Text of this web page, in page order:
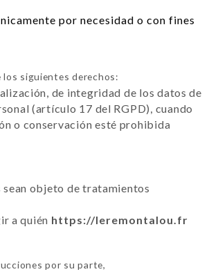
por necesidad o con fines
los siguientes derechos:
de integridad de los datos de
(artículo 17 del RGPD), cuando
o conservación esté prohibida
objeto de tratamientos
a quién https://leremontalou.fr
por su parte,